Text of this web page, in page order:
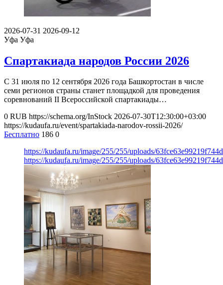
2026-07-31 2026-09-12
Уфа Уфа
Спартакиада народов России 2026
С 31 июля по 12 сентября 2026 года Башкортостан в числе
семи регионов страны станет площадкой для проведения
соревнований II Всероссийской спартакиады…
0 RUB https://schema.org/InStock 2026-07-30T12:30:00+03:00
https://kudaufa.ru/event/spartakiada-narodov-rossii-2026/
Бесплатно 186 0
https://kudaufa.ru/image/255/255/uploads/
https://kudaufa.ru/image/255/255/uploads/